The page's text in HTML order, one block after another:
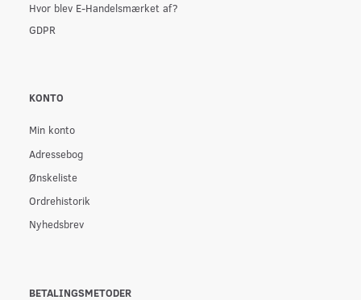
Hvor blev E-Handelsmærket af?
GDPR
KONTO
Min konto
Adressebog
Ønskeliste
Ordrehistorik
Nyhedsbrev
BETALINGSMETODER